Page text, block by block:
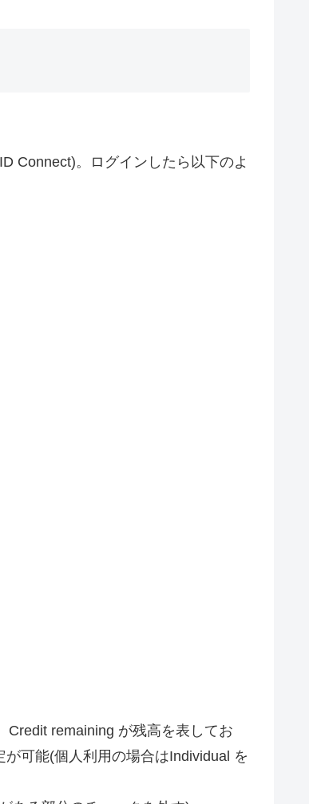
Connect)。ログインしたら以下のよ
remaining が残高を表してお
可能(個人利用の場合はIndividual を